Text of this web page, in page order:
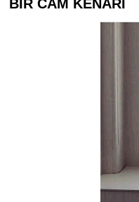
BİR CAM KENARI